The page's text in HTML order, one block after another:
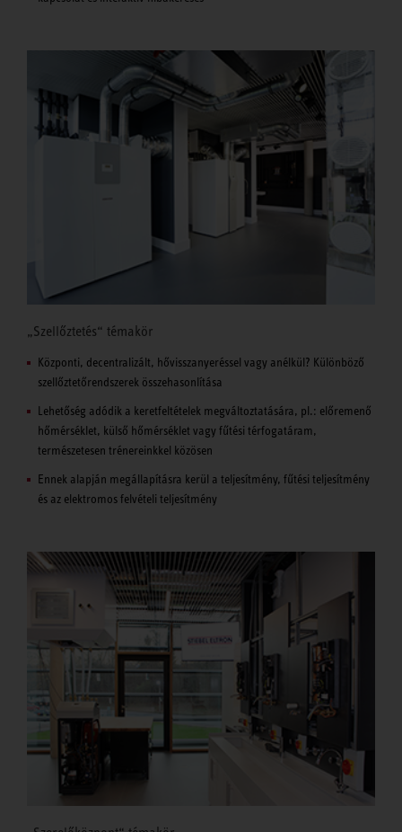
„Szellőztetés“ témakör
Központi, decentralizált, hővisszanyeréssel vagy anélkül? Különböző
szellőztetőrendszerek összehasonlítása
Lehetőség adódik a keretfeltételek megváltoztatására, pl.: előremenő
hőmérséklet, külső hőmérséklet vagy fűtési térfogatáram,
természetesen trénereinkkel közösen
Ennek alapján megállapításra kerül a teljesítmény, fűtési teljesítmény
és az elektromos felvételi teljesítmény